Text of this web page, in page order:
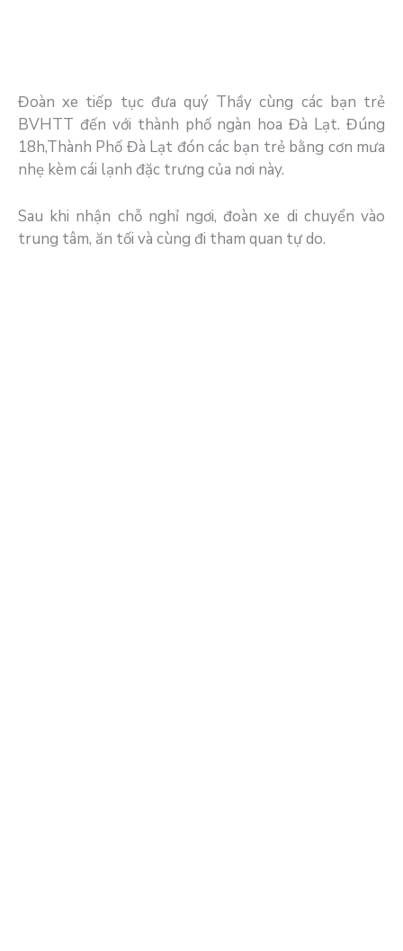
Đoàn xe tiếp tục đưa quý Thầy cùng các bạn trẻ
BVHTT đến với thành phố ngàn hoa Đà Lạt. Đúng
18h,Thành Phố Đà Lạt đón các bạn trẻ bằng cơn mưa
nhẹ kèm cái lạnh đặc trưng của nơi này.
Sau khi nhận chỗ nghỉ ngơi, đoàn xe di chuyển vào
trung tâm, ăn tối và cùng đi tham quan tự do.